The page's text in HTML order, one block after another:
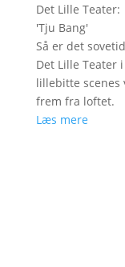
Det Lille Teater:
'Tju Bang'
Så er det
Det Lille Teater
lillebitte scenes
frem fra loftet.
Læs mere